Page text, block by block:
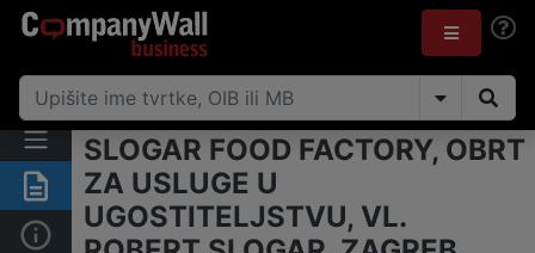
Sažetak
Osnovne informacije
SLOGAR FOOD FACTORY, OBRT
ZA USLUGE U
UGOSTITELJSTVU, VL.